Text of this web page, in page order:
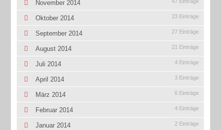
November 2014
Oktober 2014 23 Einträge
September 2014 27 Einträge
August 2014 21 Einträge
Juli 2014 4 Einträge
April 2014 3 Einträge
März 2014 6 Einträge
Februar 2014 4 Einträge
Januar 2014 2 Einträge